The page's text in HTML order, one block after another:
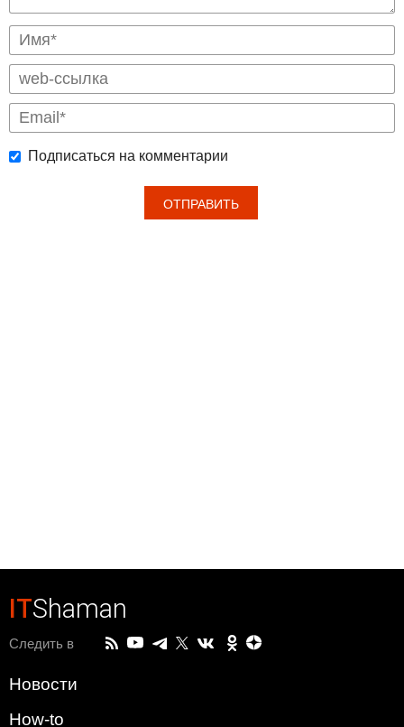
Подписаться на комментарии
ITShaman
Следить в
Новости
How-to